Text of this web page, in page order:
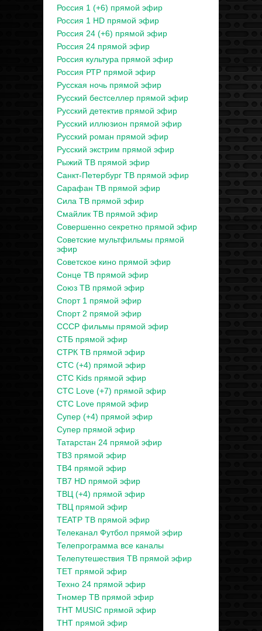
Россия 1 (+6) прямой эфир
Россия 1 HD прямой эфир
Россия 24 (+6) прямой эфир
Россия 24 прямой эфир
Россия культура прямой эфир
Россия РТР прямой эфир
Русская ночь прямой эфир
Русский бестселлер прямой эфир
Русский детектив прямой эфир
Русский иллюзион прямой эфир
Русский роман прямой эфир
Русский экстрим прямой эфир
Рыжий ТВ прямой эфир
Санкт-Петербург ТВ прямой эфир
Сарафан ТВ прямой эфир
Сила ТВ прямой эфир
Смайлик ТВ прямой эфир
Совершенно секретно прямой эфир
Советские мультфильмы прямой
эфир
Советское кино прямой эфир
Сонце ТВ прямой эфир
Союз ТВ прямой эфир
Спорт 1 прямой эфир
Спорт 2 прямой эфир
СССР фильмы прямой эфир
СТБ прямой эфир
СТРК ТВ прямой эфир
СТС (+4) прямой эфир
СТС Kids прямой эфир
СТС Love (+7) прямой эфир
СТС Love прямой эфир
Супер (+4) прямой эфир
Супер прямой эфир
Татарстан 24 прямой эфир
ТВ3 прямой эфир
ТВ4 прямой эфир
ТВ7 HD прямой эфир
ТВЦ (+4) прямой эфир
ТВЦ прямой эфир
ТЕАТР ТВ прямой эфир
Телеканал Футбол прямой эфир
Телепрограмма все каналы
Телепутешествия ТВ прямой эфир
ТЕТ прямой эфир
Техно 24 прямой эфир
Тномер ТВ прямой эфир
ТНТ MUSIC прямой эфир
ТНТ прямой эфир